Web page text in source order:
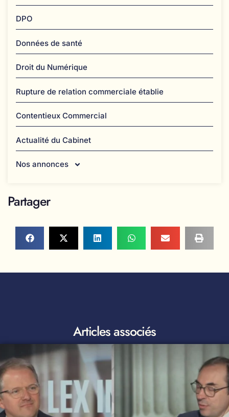
DPO
Données de santé
Droit du Numérique
Rupture de relation commerciale établie
Contentieux Commercial
Actualité du Cabinet
Nos annonces
Partager
Articles associés